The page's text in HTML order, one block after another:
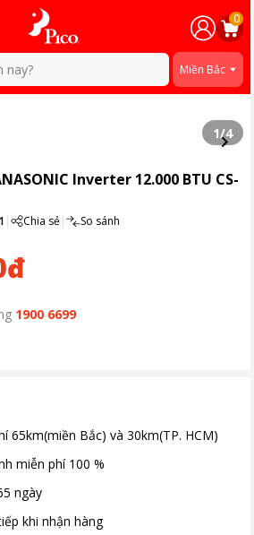
0
nay? Miền Bắc
1/4
Inverter 12.000 BTU CS-
| Chia sẻ| So sánh
1900 6699
65km(miền Bắc) và 30km(TP. HCM)
miễn phí 100 %
ngày
khi nhận hàng